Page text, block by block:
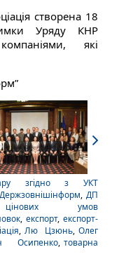
створена 18
Уряду КНР
які
Next
згідно з УКТ
Держзовнішінформ, ДП
цінових умов
, експорт, експорт-
, Лю Цзюнь, Олег
Осипенко, товарна